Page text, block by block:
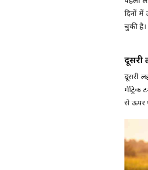
दिनों
चुकी है।
दूसरी
दूसरी
मेट्रिक
से ऊपर